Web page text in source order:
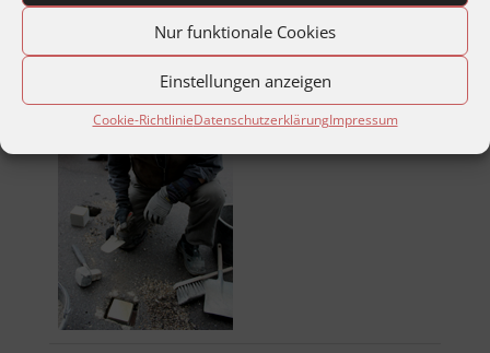
Nur funktionale Cookies
Einstellungen anzeigen
Cookie-RichtlinieDatenschutzerklärungImpressum
Löblichen Singern finanziell unterstützt.